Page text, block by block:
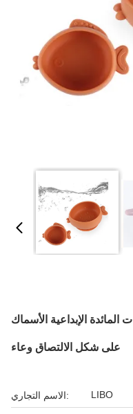
الإبداعية الأسماك
على شكل الالتصاق وعاء
الاسم التجاري: LIBO